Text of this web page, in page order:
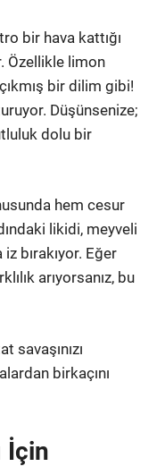
bir hava kattığı
Özellikle limon
bir dilim gibi!
Düşünsenize;
dolu bir
hem cesur
likidi, meyveli
bırakıyor. Eğer
arıyorsanız, bu
savaşınızı
birkaçını
İçin